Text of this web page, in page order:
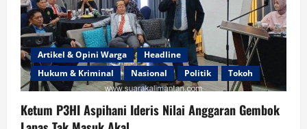
Artikel & Opini Warga
Headline
Hukum & Kriminal
Nasional Politik Tokoh
Ketum P3HI Aspihani Ideris Nilai Anggaran Gembok